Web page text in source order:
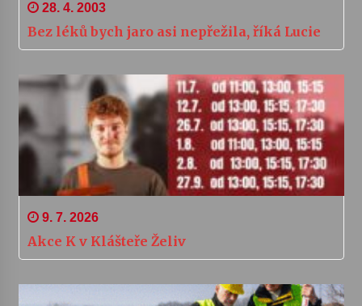
28. 4. 2003
Bez léků bych jaro asi nepřežila, říká Lucie
9. 7. 2026
Akce K v Klášteře Želiv